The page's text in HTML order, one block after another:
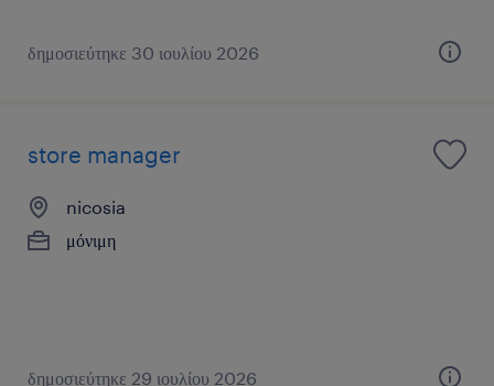
δημοσιεύτηκε 30 ιουλίου 2026
store manager
nicosia
μόνιμη
δημοσιεύτηκε 29 ιουλίου 2026